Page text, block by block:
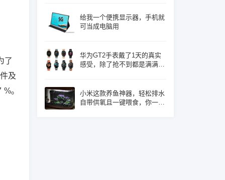
了
及
。
给我一个便携显示器，手机就
可当成电脑用
华为GT2手表戴了1天的真实
感受，除了抢不到都是满满的
小米这款养鱼神器，轻松排水
自带供氧且一键喂食，你一定